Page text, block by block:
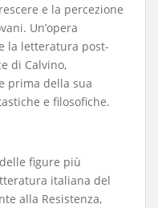
e la percezione
Un’opera
la letteratura post-
di Calvino,
prima della sua
e filosofiche.
figure più
italiana del
alla Resistenza,